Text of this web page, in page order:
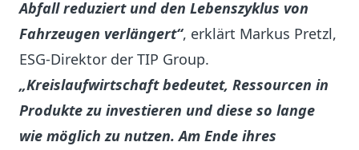
Abfall reduziert und den Lebenszyklus von
Fahrzeugen verlängert“, erklärt Markus Pretzl,
ESG-Direktor der TIP Group.
„Kreislaufwirtschaft bedeutet, Ressourcen in
Produkte zu investieren und diese so lange
wie möglich zu nutzen. Am Ende ihres